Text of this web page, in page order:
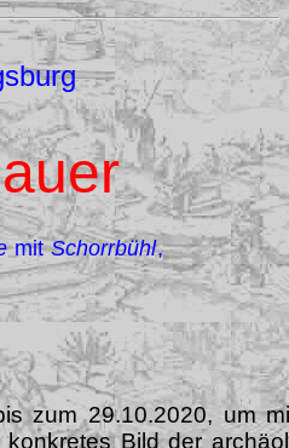
mitSchorrbühl,
zum 29.10.2020, um
Bild der